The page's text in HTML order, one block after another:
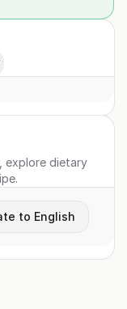
explore dietary
to English